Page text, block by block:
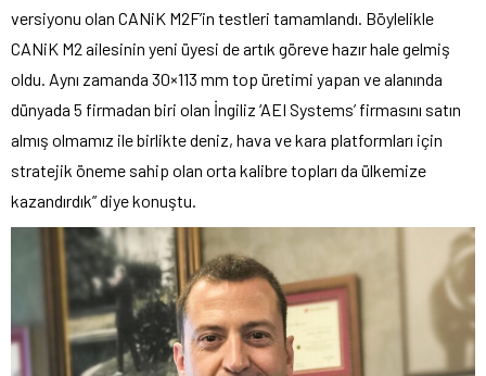
versiyonu olan CANiK M2F’in testleri tamamlandı. Böylelikle
CANiK M2 ailesinin yeni üyesi de artık göreve hazır hale gelmiş
oldu. Aynı zamanda 30×113 mm top üretimi yapan ve alanında
dünyada 5 firmadan biri olan İngiliz ‘AEI Systems’ firmasını satın
almış olmamız ile birlikte deniz, hava ve kara platformları için
stratejik öneme sahip olan orta kalibre topları da ülkemize
kazandırdık” diye konuştu.